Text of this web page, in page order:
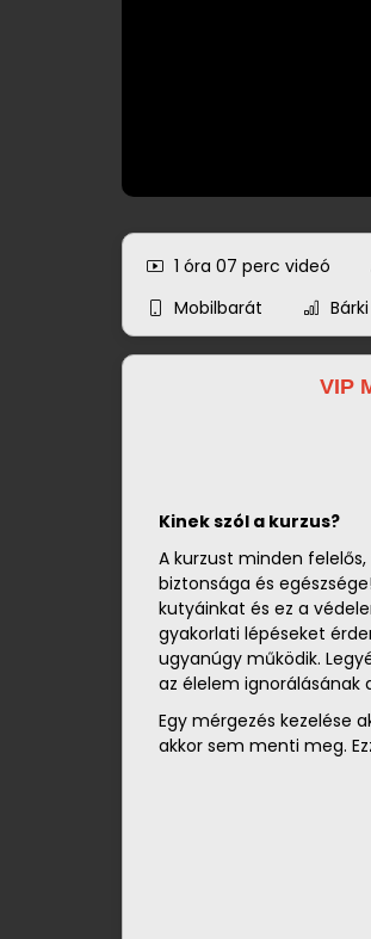
1 óra 07 perc videó
Mobilbarát
VIP
Kinek szól a kurzus?
A kurzust minden
biztonsága és egészsége!
kutyáinkat és ez a
gyakorlati lépéseket
ugyanúgy működik.
az élelem ignorálásának
Egy mérgezés kezelése
akkor sem menti meg.